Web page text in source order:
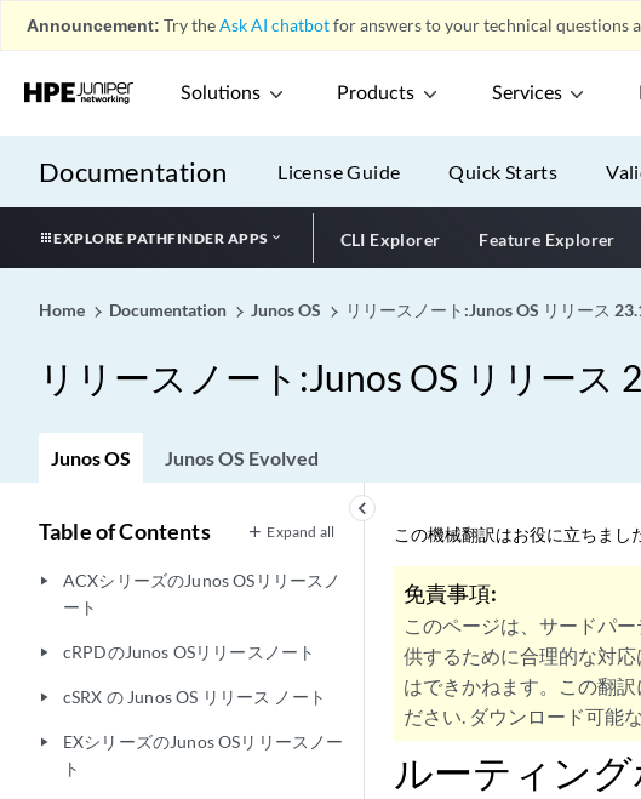
Announcement: Try theAsk AI chatbotfor answers to your technical questions
Solutions Products Services
Documentation License Guide Quick Starts
EXPLORE PATHFINDER APPS CLI Explorer Feature Explorer
Home Documentation Junos OS リリースノート:Junos OS リリース
リリースノート:Junos OS リリース
Junos OS Junos OS Evolved
keyboard_arrow_left
Table of Contents Expand all
play_arrow
ACXシリーズのJunos OSリリースノ
ート
play_arrow cRPDのJunos OSリリースノート
play_arrow cSRX の Junos OS リリース ノート
play_arrow
EXシリーズのJunos OSリリースノー
ト
この機械翻訳はお役に立ちまし
免責事項:
このページは、サードパ
供するために合理的な対
はできかねます。この翻
ださい. ダウンロード可能
ルーティン